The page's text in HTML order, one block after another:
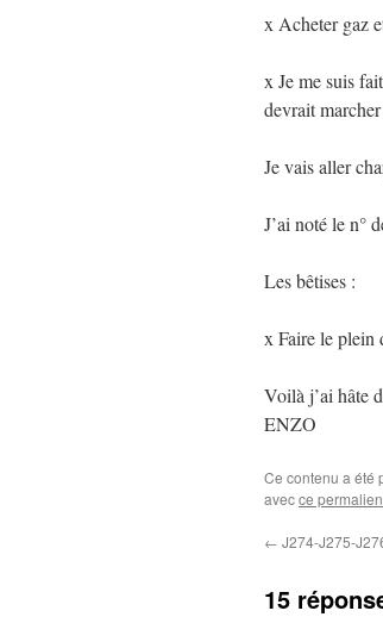
x Acheter gaz
x Je me suis
devrait
Je vais aller
J’ai noté le n°
Les bêtises :
x Faire le plein
Voilà j’ai hâte
ENZO
Ce contenu a été
avecce permalien
← J274-J275-
15